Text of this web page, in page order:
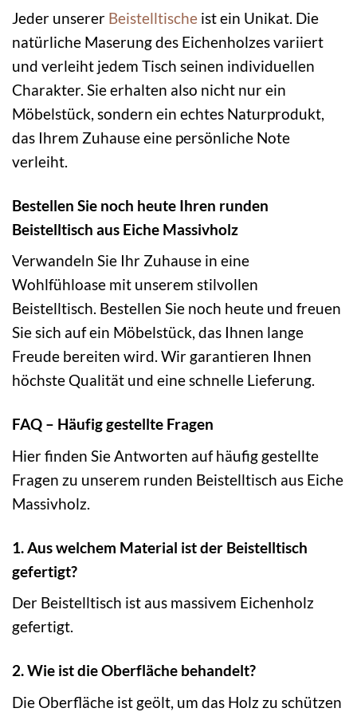
Jeder unserer Beistelltische ist ein Unikat. Die
natürliche Maserung des Eichenholzes variiert
und verleiht jedem Tisch seinen individuellen
Charakter. Sie erhalten also nicht nur ein
Möbelstück, sondern ein echtes Naturprodukt,
das Ihrem Zuhause eine persönliche Note
verleiht.
Bestellen Sie noch heute Ihren runden
Beistelltisch aus Eiche Massivholz
Verwandeln Sie Ihr Zuhause in eine
Wohlfühloase mit unserem stilvollen
Beistelltisch. Bestellen Sie noch heute und freuen
Sie sich auf ein Möbelstück, das Ihnen lange
Freude bereiten wird. Wir garantieren Ihnen
höchste Qualität und eine schnelle Lieferung.
FAQ – Häufig gestellte Fragen
Hier finden Sie Antworten auf häufig gestellte
Fragen zu unserem runden Beistelltisch aus Eiche
Massivholz.
1. Aus welchem Material ist der Beistelltisch
gefertigt?
Der Beistelltisch ist aus massivem Eichenholz
gefertigt.
2. Wie ist die Oberfläche behandelt?
Die Oberfläche ist geölt, um das Holz zu schützen